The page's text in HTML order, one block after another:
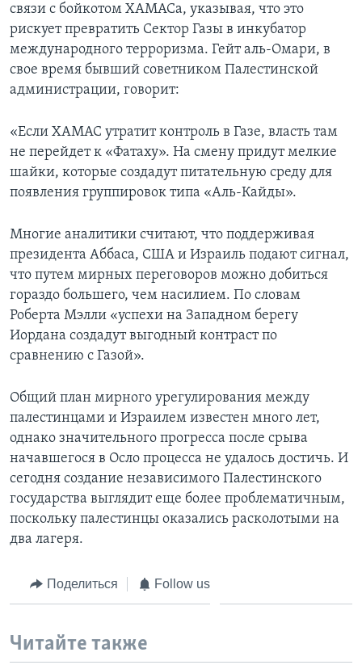
связи с бойкотом ХАМАСа, указывая, что это
рискует превратить Сектор Газы в инкубатор
международного терроризма. Гейт аль-Омари, в
свое время бывший советником Палестинской
администрации, говорит:
«Если ХАМАС утратит контроль в Газе, власть там
не перейдет к «Фатаху». На смену придут мелкие
шайки, которые создадут питательную среду для
появления группировок типа «Аль-Кайды».
Многие аналитики считают, что поддерживая
президента Аббаса, США и Израиль подают сигнал,
что путем мирных переговоров можно добиться
гораздо большего, чем насилием. По словам
Роберта Мэлли «успехи на Западном берегу
Иордана создадут выгодный контраст по
сравнению с Газой».
Общий план мирного урегулирования между
палестинцами и Израилем известен много лет,
однако значительного прогресса после срыва
начавшегося в Осло процесса не удалось достичь. И
сегодня создание независимого Палестинского
государства выглядит еще более проблематичным,
поскольку палестинцы оказались расколотыми на
два лагеря.
Поделиться Follow us
Читайте также